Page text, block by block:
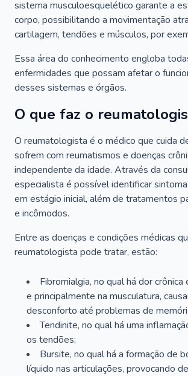
sistema musculoesquelético garante a
corpo, possibilitando a movimentação
cartilagem, tendões e músculos, por
Essa área do conhecimento engloba
enfermidades que possam afetar o
desses sistemas e órgãos.
O que faz o
O reumatologista é o médico que cuida
sofrem com reumatismos e doenças
independente da idade. Através da
especialista é possível identificar
em estágio inicial, além de tratamentos
e incômodos.
Entre as doenças e condições médicas
reumatologista pode tratar, estão:
Fibromialgia, no qual há dor
e principalmente na musculatura,
desconforto até problemas de
Tendinite, no qual há uma
os tendões;
Bursite, no qual há a formação de
líquido nas articulações, provocando